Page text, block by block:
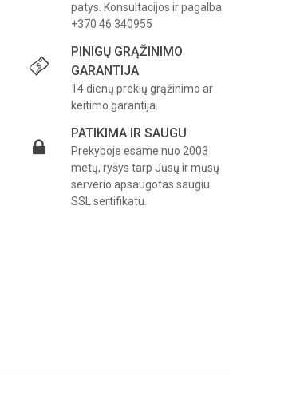
patys. Konsultacijos ir pagalba:
+370 46 340955
PINIGŲ GRĄŽINIMO
GARANTIJA
14 dienų prekių grąžinimo ar
keitimo garantija.
PATIKIMA IR SAUGU
Prekyboje esame nuo 2003
metų, ryšys tarp Jūsų ir mūsų
serverio apsaugotas saugiu
SSL sertifikatu.